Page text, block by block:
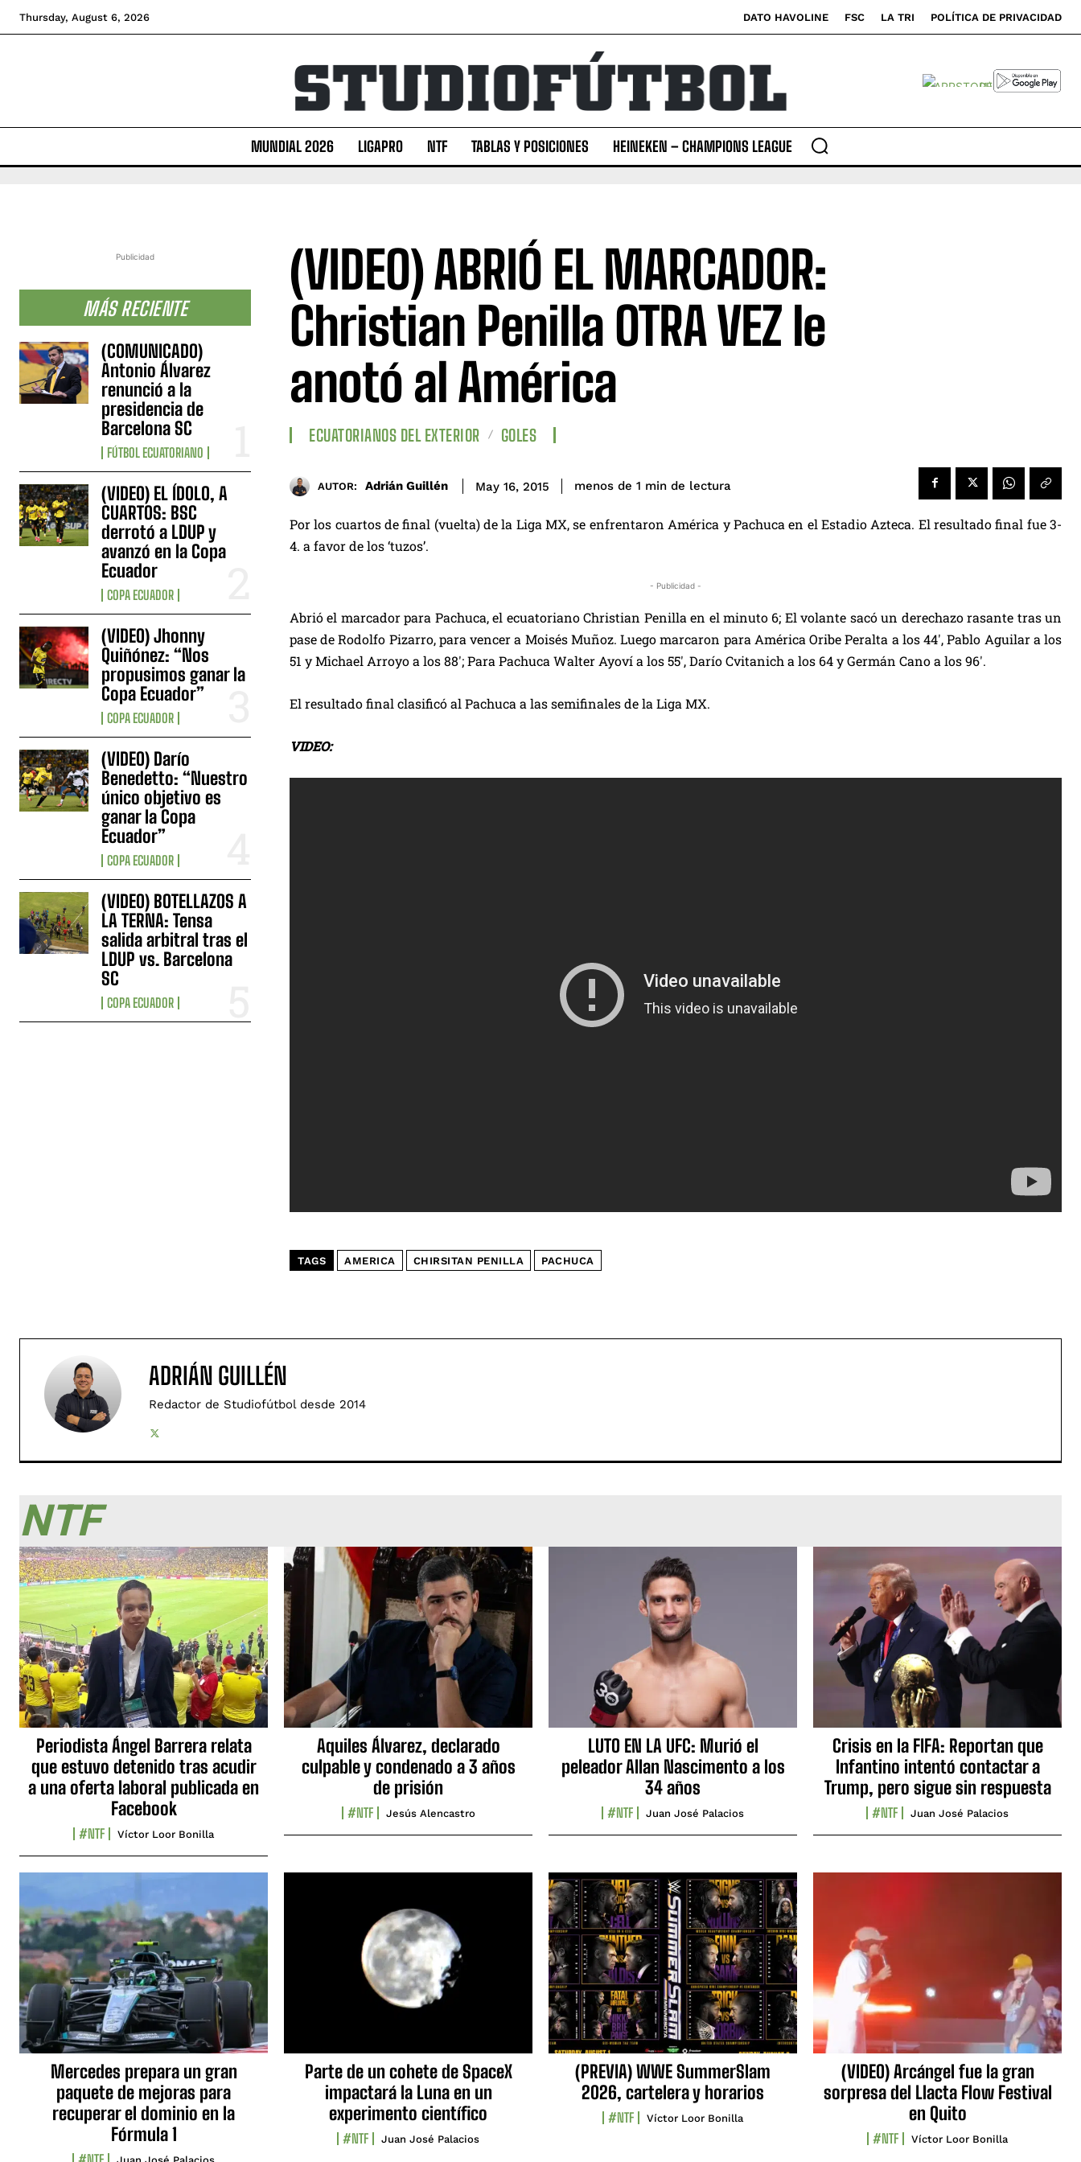
Thursday, August 6, 2026 DATO HAVOLINE FSC LA TRI POLÍTICA DE PRIVACIDAD
MUNDIAL 2026 LIGAPRO NTF TABLAS Y POSICIONES HEINEKEN – CHAMPIONS LEAGUE
Publicidad
MÁS RECIENTE
(COMUNICADO)
Antonio Álvarez
renunció a la
presidencia de
Barcelona SC
FÚTBOL ECUATORIANO
(VIDEO) EL ÍDOLO, A
CUARTOS: BSC
derrotó a LDUP y
avanzó en la Copa
Ecuador
COPA ECUADOR
(VIDEO) Jhonny
Quiñónez: “Nos
propusimos ganar la
Copa Ecuador”
COPA ECUADOR
(VIDEO) Darío
Benedetto: “Nuestro
único objetivo es
ganar la Copa
Ecuador”
COPA ECUADOR
(VIDEO) BOTELLAZOS A
LA TERNA: Tensa
salida arbitral tras el
LDUP vs. Barcelona
SC
COPA ECUADOR
(VIDEO) ABRIÓ EL MARCADOR:
Christian Penilla OTRA VEZ le
anotó al América
ECUATORIANOS DEL EXTERIOR GOLES
AUTOR: Adrián Guillén May 16, 2015 menos de 1 min de lectura
Por los cuartos de final (vuelta) de la Liga MX, se enfrentaron América y Pachuca en el Estadio Azteca. El resultado final fue 3-
4. a favor de los ‘tuzos’.
- Publicidad -
Abrió el marcador para Pachuca, el ecuatoriano Christian Penilla en el minuto 6; El volante sacó un derechazo rasante tras un
pase de Rodolfo Pizarro, para vencer a Moisés Muñoz. Luego marcaron para América Oribe Peralta a los 44′, Pablo Aguilar a los
51 y Michael Arroyo a los 88′; Para Pachuca Walter Ayoví a los 55′, Darío Cvitanich a los 64 y Germán Cano a los 96′.
El resultado final clasificó al Pachuca a las semifinales de la Liga MX.
VIDEO:
TAGS AMERICA CHIRSITAN PENILLA PACHUCA
ADRIÁN GUILLÉN
Redactor de Studiofútbol desde 2014
NTF
Periodista Ángel Barrera relata
que estuvo detenido tras acudir
a una oferta laboral publicada en
Facebook
#NTF Víctor Loor Bonilla
Aquiles Álvarez, declarado
culpable y condenado a 3 años
de prisión
#NTF Jesús Alencastro
LUTO EN LA UFC: Murió el
peleador Allan Nascimento a los
34 años
#NTF Juan José Palacios
Crisis en la FIFA: Reportan que
Infantino intentó contactar a
Trump, pero sigue sin respuesta
#NTF Juan José Palacios
Mercedes prepara un gran
paquete de mejoras para
recuperar el dominio en la
Fórmula 1
Parte de un cohete de SpaceX
impactará la Luna en un
experimento científico
#NTF Juan José Palacios
(PREVIA) WWE SummerSlam
2026, cartelera y horarios
#NTF Víctor Loor Bonilla
(VIDEO) Arcángel fue la gran
sorpresa del Llacta Flow Festival
en Quito
#NTF Víctor Loor Bonilla